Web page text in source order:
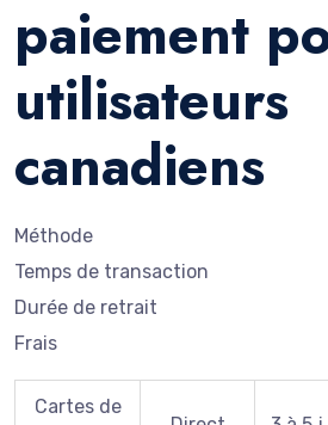
paiement
utilisateurs
canadiens
Méthode
Temps de transaction
Durée de retrait
Frais
Cartes de